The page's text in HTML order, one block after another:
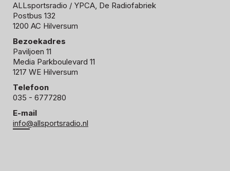
ALLsportsradio / YPCA, De Radiofabriek
Postbus 132
1200 AC Hilversum
Bezoekadres
Paviljoen 11
Media Parkboulevard 11
1217 WE Hilversum
Telefoon
035 - 6777280
E-mail
info@allsportsradio.nl